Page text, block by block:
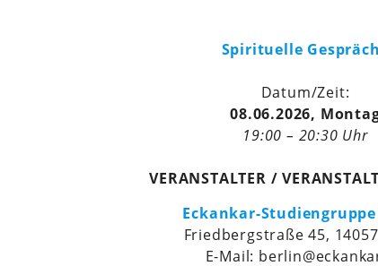
Spirituelle
Datum/Zeit:
08.06.2026,
19:00 – 20:30 Uhr
VERANSTALTER /
Eckankar-
Friedbergstraße 45,
E-Mail: